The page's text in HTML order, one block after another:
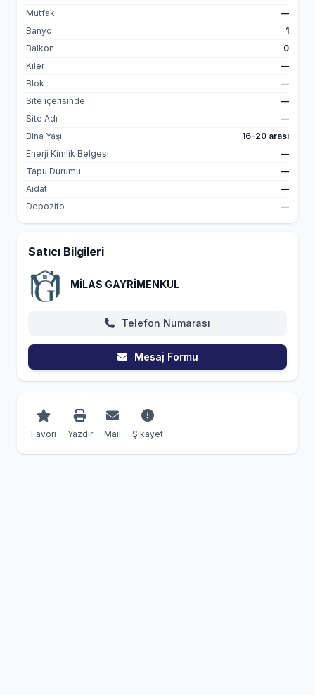
Mutfak
—
Banyo
1
Balkon
0
Kiler
—
Blok
—
Site içerisinde
—
Site Adı
—
Bina Yaşı
16-20 arası
Enerji Kimlik Belgesi
—
Tapu Durumu
—
Aidat
—
Depozito
—
Satıcı Bilgileri
MİLAS GAYRİMENKUL
Telefon Numarası
Mesaj Formu
Favori Yazdır Mail Şikayet